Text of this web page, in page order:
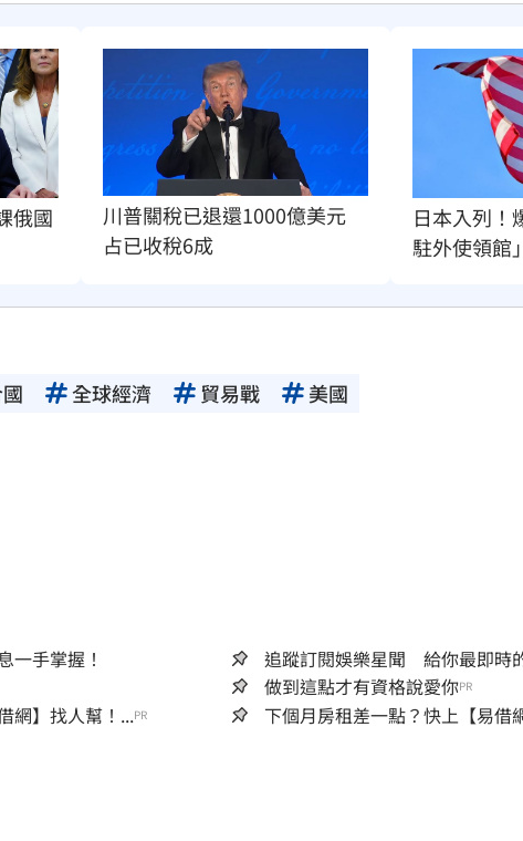
俄國
川普關稅已退還1000億美元
占已收稅6成
日本入列！
駐外使領館」
全球經濟 貿易戰 美國
手掌握！
追蹤訂閱娛樂星聞 給你最即時
做到這點才有資格說愛你PR
網】找人幫！...PR 下個月房租差一點？快上【易借